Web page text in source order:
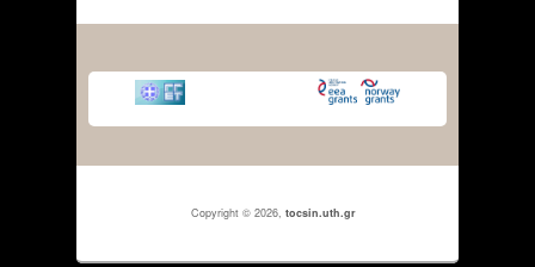
Copyright © 2026, tocsin.uth.gr